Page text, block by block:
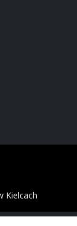
Kielcach